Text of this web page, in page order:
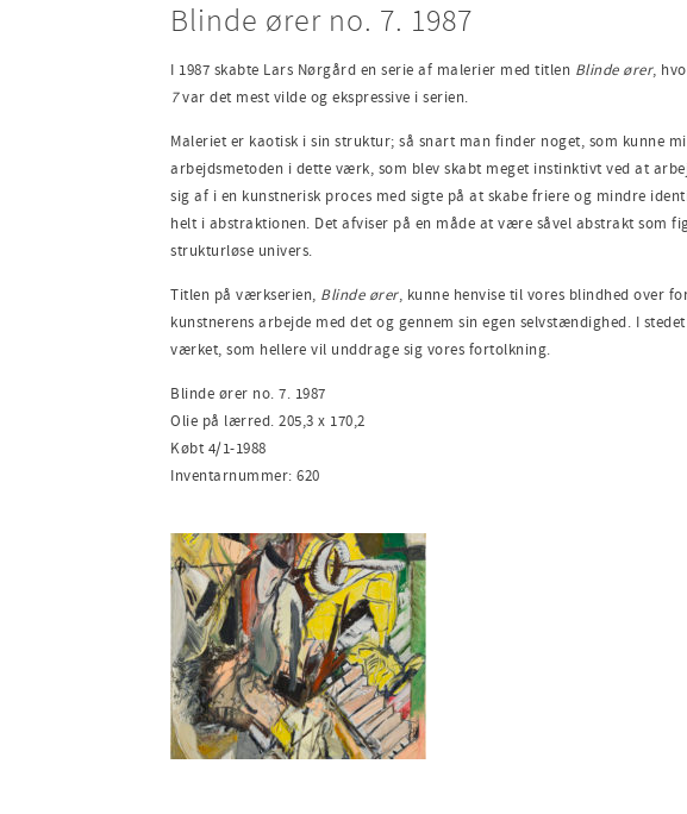
Blinde ører no. 7. 1987
I 1987 skabte Lars Nørgård en serie af malerier med titlen Blinde ører,
7var det mest vilde og ekspressive i serien.
Maleriet er kaotisk i sin struktur; så snart man finder noget, som kunne
arbejdsmetoden i dette værk, som blev skabt meget instinktivt ved at
sig af i en kunstnerisk proces med sigte på at skabe friere og mindre
helt i abstraktionen. Det afviser på en måde at være såvel abstrakt som
strukturløse univers.
Titlen på værkserien, Blinde ører, kunne henvise til vores blindhed over
kunstnerens arbejde med det og gennem sin egen selvstændighed. I
værket, som hellere vil unddrage sig vores fortolkning.
Blinde ører no. 7. 1987
Olie på lærred. 205,3 x 170,2
Købt 4/1-1988
Inventarnummer: 620